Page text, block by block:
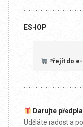
ESHOP
Přejít do
Darujte
Uděláte radost a